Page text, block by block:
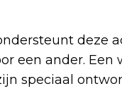
deze
een ander.
speciaal